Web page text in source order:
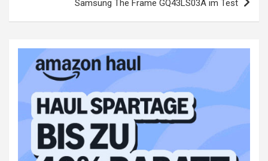
Samsung The Frame GQ43LS03A im Test